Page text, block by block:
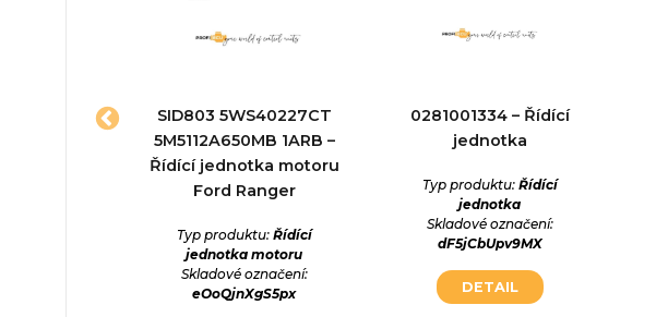
SID803 5WS40227CT
5M5112A650MB 1ARB –
Řídící jednotka motoru
Ford Ranger
Typ produktu: Řídící
jednotka motoru
Skladové označení:
eOoQjnXgS5px
0281001334 – Řídící
jednotka
Typ produktu: Řídící
jednotka
Skladové označení:
dF5jCbUpv9MX
DETAIL